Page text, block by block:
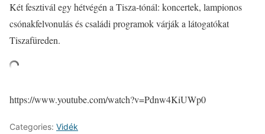
Két fesztivál egy hétvégén a Tisza-tónál: koncertek, lampionos
csónakfelvonulás és családi programok várják a látogatókat
Tiszafüreden.
https://www.youtube.com/watch?v=Pdnw4KiUWp0
Categories: Vidék